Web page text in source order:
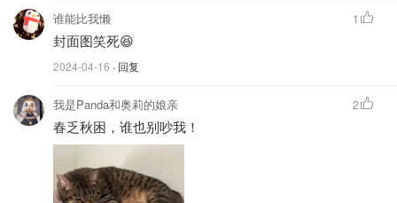
谁能比我懒
封面图笑死😆
2024-04-16 · 回复
1
我是Panda和奥莉的娘亲
春乏秋困，谁也别吵我！
2